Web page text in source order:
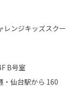
レンジキッズスクー
B号室
・仙台駅から 160